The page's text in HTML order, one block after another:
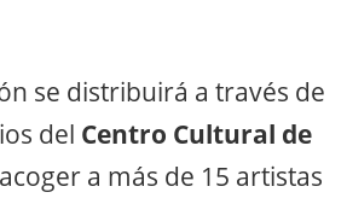
se distribuirá a través de
del Centro Cultural de
a más de 15 artistas